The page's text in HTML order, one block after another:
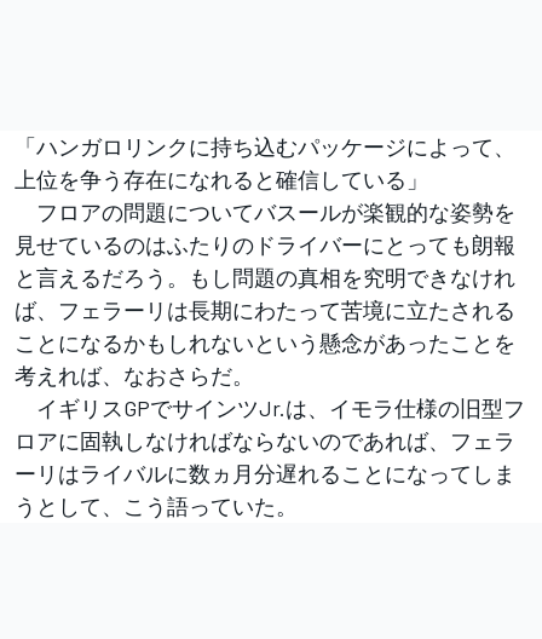
「ハンガロリンクに持ち込むパッケージによって、
上位を争う存在になれると確信している」
フロアの問題についてバスールが楽観的な姿勢を
見せているのはふたりのドライバーにとっても朗報
と言えるだろう。もし問題の真相を究明できなけれ
ば、フェラーリは長期にわたって苦境に立たされる
ことになるかもしれないという懸念があったことを
考えれば、なおさらだ。
イギリスGPでサインツJr.は、イモラ仕様の旧型フ
ロアに固執しなければならないのであれば、フェラ
ーリはライバルに数ヵ月分遅れることになってしま
うとして、こう語っていた。